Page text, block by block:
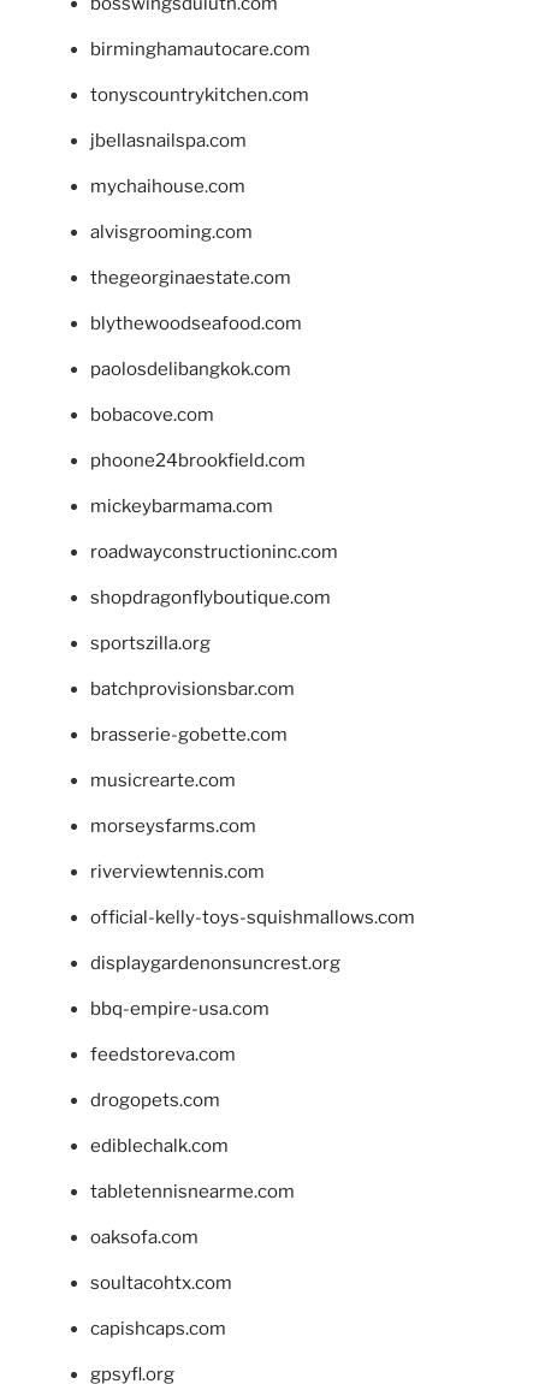
birminghamautocare.com
tonyscountrykitchen.com
jbellasnailspa.com
mychaihouse.com
alvisgrooming.com
thegeorginaestate.com
blythewoodseafood.com
paolosdelibangkok.com
bobacove.com
phoone24brookfield.com
mickeybarmama.com
roadwayconstructioninc.com
shopdragonflyboutique.com
sportszilla.org
batchprovisionsbar.com
brasserie-gobette.com
musicrearte.com
morseysfarms.com
riverviewtennis.com
official-kelly-toys-squishmallows.com
displaygardenonsuncrest.org
bbq-empire-usa.com
feedstoreva.com
drogopets.com
ediblechalk.com
tabletennisnearme.com
oaksofa.com
soultacohtx.com
capishcaps.com
gpsyfl.org